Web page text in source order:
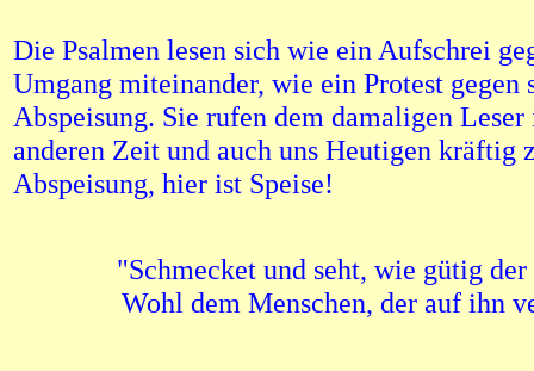
Die Psalmen lesen sich wie ein Aufschrei
Umgang miteinander, wie ein Protest gegen
Abspeisung. Sie rufen dem damaligen
anderen Zeit und auch uns Heutigen kräftig
Abspeisung, hier ist Speise!
"Schmecket und seht, wie gütig
Wohl dem Menschen, der auf ihn